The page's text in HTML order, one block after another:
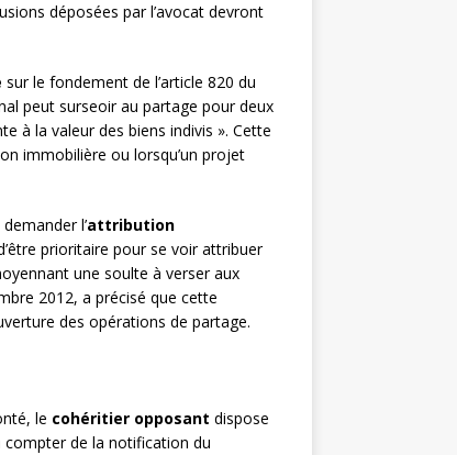
déposées par l’avocat devront
sur le fondement de l’article 820 du
peut surseoir au partage pour deux
à la valeur des biens indivis ». Cette
immobilière ou lorsqu’un projet
l’attribution
prioritaire pour se voir attribuer
une soulte à verser aux
2012, a précisé que cette
des opérations de partage.
le cohéritier opposant dispose
compter de la notification du